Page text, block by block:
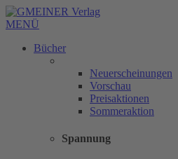
MENÜ
Bücher
Neuerscheinungen
Vorschau
Preisaktionen
Sommeraktion
Spannung